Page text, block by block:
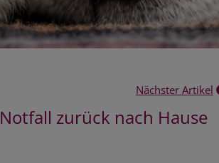
Nächster Artikel
zurück nach Hause